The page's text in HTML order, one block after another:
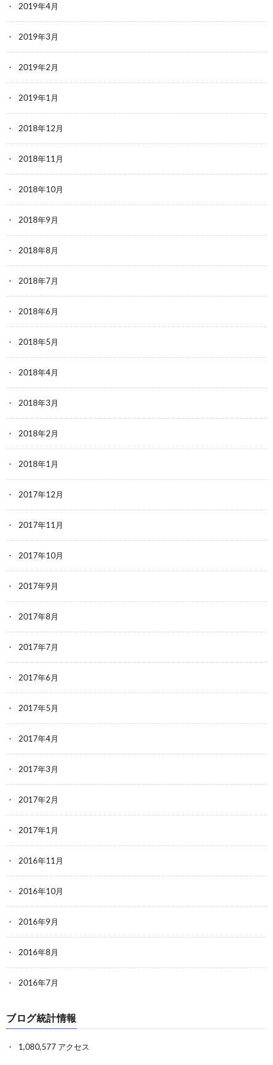
2019年4月
2019年3月
2019年2月
2019年1月
2018年12月
2018年11月
2018年10月
2018年9月
2018年8月
2018年7月
2018年6月
2018年5月
2018年4月
2018年3月
2018年2月
2018年1月
2017年12月
2017年11月
2017年10月
2017年9月
2017年8月
2017年7月
2017年6月
2017年5月
2017年4月
2017年3月
2017年2月
2017年1月
2016年11月
2016年10月
2016年9月
2016年8月
2016年7月
ブログ統計情報
1,080,577 アクセス